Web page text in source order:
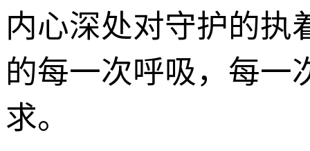
内心深处对守护的执
的每一次呼吸，每一
求。